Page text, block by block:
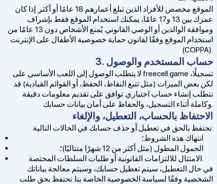
الموقع مخصص للأفراد الذين تبلغ أعمارهم 18 عامًا أو أكثر. إذا كان
عمرك بين 13 و17 عامًا، يمكنك استخدام الموقع فقط بإشراف
وموافقة الوالدين أو الوصي القانوني. يُمنع الأشخاص دون 13 عامًا من
استخدام الموقع وفقًا لقانون حماية خصوصية الأطفال على الإنترنت
(COPPA).
3. حساب المستخدم والوصول
لا يتطلب الوصول إلى اللعب الأساسي على freecell.game تسجيلًا،
لكن بعض الميزات (مثل تتبع النقاط، الحفظ، أو القوائم القيادية) قد
تتطلب إنشاء حساب اختياري. توافق على تقديم معلومات دقيقة
وكاملة أثناء التسجيل، والحفاظ على أمان بيانات حسابك.
الاحتفاظ بالحساب، التعطيل، والإلغاء
نحتفظ بالحق في تعطيل أو حذف حسابك في الحالات التالية:
انتهاك هذه الشروط؛
الخمول المطول (مثل أكثر من 12 شهرًا متتاليًا)؛
الامتثال للالتزامات القانونية أو طلبات السلطات المختصة.
في حال التعطيل، سيتم تعطيل حسابك، وسيتم معالجة بياناتك
الشخصية وفقًا لسياسة الخصوصية الخاصة بنا. تحتفظ بحق طلب